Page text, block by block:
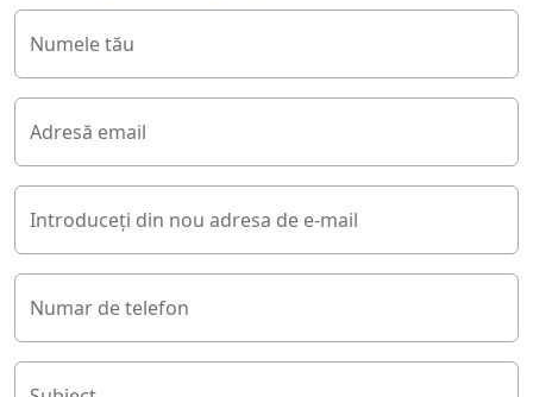
Numele tău
Adresă email
Introduceți din nou adresa de e-mail
Numar de telefon